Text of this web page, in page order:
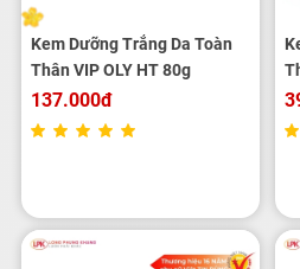
Kem Dưỡng Trắng Da Toàn
Thân VIP OLY HT 80g
137.000đ